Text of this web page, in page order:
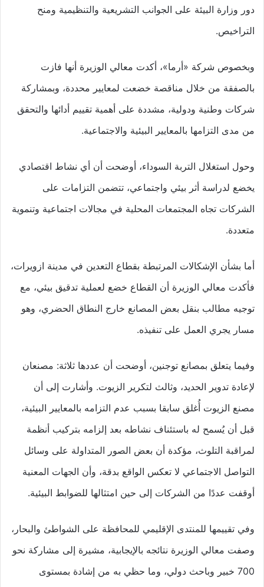
دور وزارة البيئة على الجوانب التشريعية والتنظيمية ومنح
التراخيص.
وبخصوص شركة «أرما»، أكدت معالي الوزيرة أنها فازت
بالصفقة من خلال مناقصة خضعت لمعايير محددة، وبمشاركة
شركات وطنية ودولية، مشددة على أهمية تقييم أدائها والتحقق
من مدى التزامها بالمعايير البيئية والاجتماعية.
وحول استغلال التربة السوداء، أوضحت أن أي نشاط اقتصادي
يخضع لدراسة أثر بيئي واجتماعي، تتضمن التزامات على
الشركات تجاه المجتمعات المحلية في مجالات اجتماعية وتنموية
متعددة.
أما بشأن الإشكالات المرتبطة بقطاع التعدين في مدينة ازويرات،
فأكدت معالي الوزيرة أن القطاع خضع لعملية تدقيق بيئي، مع
توجيه مطالب بنقل بعض المصانع خارج النطاق الحضري، وهو
مسار يجري العمل على تنفيذه.
وفيما يتعلق بمصانع توجنين، أوضحت أن عددها ثلاثة: مصنعان
لإعادة تدوير الحديد، وثالث لتكرير الزيوت. وأشارت إلى أن
مصنع الزيوت أُغلق سابقا بسبب عدم التزامه بالمعايير البيئية،
قبل أن يُسمح له باستئناف نشاطه بعد إلزامه بتركيب أنظمة
لمراقبة التلوث، مؤكدة أن بعض الصور المتداولة على وسائل
التواصل الاجتماعي لا تعكس الواقع بدقة، وأن الجهات المعنية
أوقفت عددًا من الشركات إلى حين امتثالها للضوابط البيئية.
وفي تقييمها للمنتدى الإقليمي للمحافظة على الشواطئ والبحار،
وصفت معالي الوزيرة نتائجه بالإيجابية، مشيرة إلى مشاركة نحو
700 خبير وباحث دولي، وما حظي به من إشادة بمستوى